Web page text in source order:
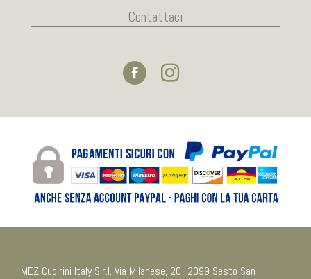
Contattaci
MEZ Cucirini Italy S.r.l. Via Milanese, 20 -2099 Sesto San